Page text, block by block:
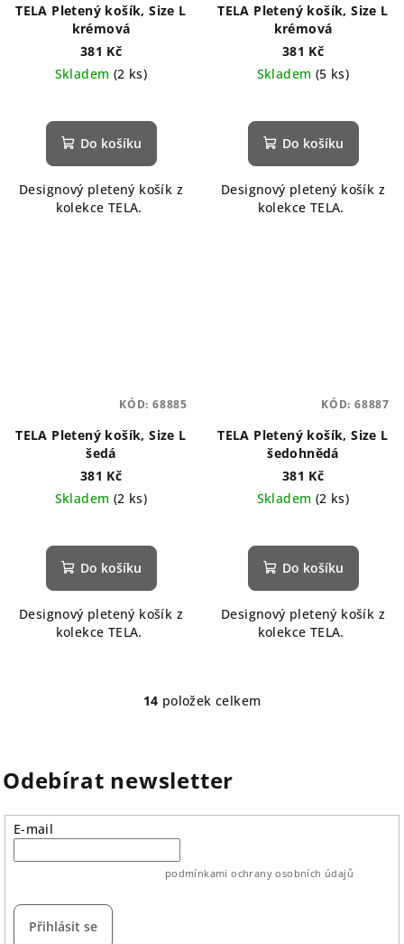
TELA Pletený košík, Size L
krémová
381 Kč
Skladem (2 ks)
Do košíku
Designový pletený košík z
kolekce TELA.
TELA Pletený košík, Size L
krémová
381 Kč
Skladem (5 ks)
Do košíku
Designový pletený košík z
kolekce TELA.
TELA Pletený košík, Size L
šedá
381 Kč
Skladem (2 ks)
Do košíku
Designový pletený košík z
kolekce TELA.
KÓD: 68885
TELA Pletený košík, Size L
šedohnědá
381 Kč
Skladem (2 ks)
hodnocení
produktu
z
5
Do košíku
Designový pletený košík z
kolekce TELA.
KÓD: 68887
O
á
d
a
p
14 položek celkem
Odebírat newsletter
E-mail
podmínkami ochrany osobních údajů
Přihlásit se